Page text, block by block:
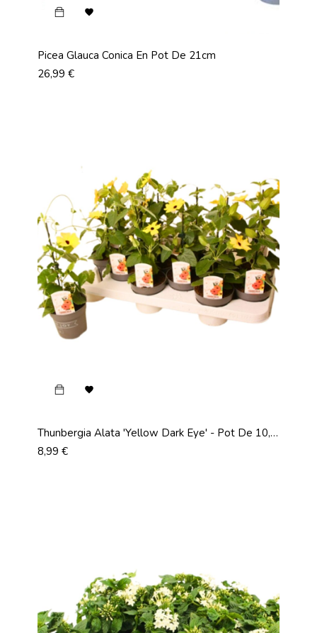

Picea Glauca Conica En Pot De 21cm
Prix
26,99 €

Thunbergia Alata 'Yellow Dark Eye' - Pot De 10,5
Cm
Prix
8,99 €